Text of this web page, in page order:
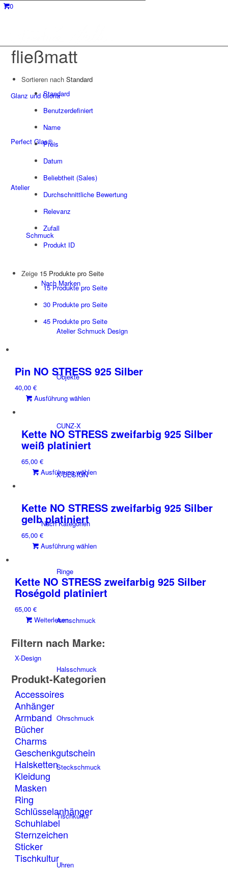
0
Glanz und Gloria
Perfect Glas®
Atelier
Schmuck
Nach Marken
Atelier Schmuck Design
Objekte
CUNZ-X
X-DESIGN
Nach Kategorien
Ringe
Armschmuck
Halsschmuck
Ohrschmuck
Steckschmuck
Tischkultur
Uhren
fließmatt
Sortieren nachStandard
Standard
Benutzerdefiniert
Name
Preis
Datum
Beliebtheit (Sales)
Durchschnittliche Bewertung
Relevanz
Zufall
Produkt ID
Zeige 15 Produkte pro Seite
15 Produkte pro Seite
30 Produkte pro Seite
45 Produkte pro Seite
Pin NO STRESS 925 Silber
40,00€
Ausführung wählen
mehrere
Varianten
der
Produktseite
Kette NO STRESS zweifarbig 925 Silber
weiß platiniert
65,00€
Ausführung wählen
mehrere
Varianten
der
Produktseite
Kette NO STRESS zweifarbig 925 Silber
gelb platiniert
65,00€
Ausführung wählen
mehrere
Varianten
Kette NO STRESS zweifarbig 925 Silber
Roségold platiniert
65,00€
Weiterlesen
Filtern nach Marke:
X-Design
Produkt-Kategorien
Accessoires
Anhänger
Armband
Bücher
Charms
Geschenkgutschein
Halsketten
Kleidung
Masken
Ring
Schlüsselanhänger
Schuhlabel
Sternzeichen
Sticker
Tischkultur